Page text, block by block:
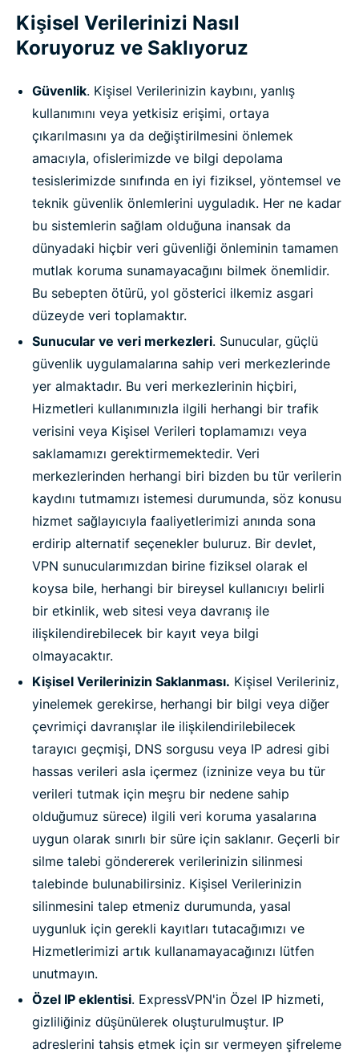
Kişisel Verilerinizi Nasıl
Koruyoruz ve Saklıyoruz
Güvenlik. Kişisel Verilerinizin kaybını, yanlış
kullanımını veya yetkisiz erişimi, ortaya
çıkarılmasını ya da değiştirilmesini önlemek
amacıyla, ofislerimizde ve bilgi depolama
tesislerimizde sınıfında en iyi fiziksel, yöntemsel ve
teknik güvenlik önlemlerini uyguladık. Her ne kadar
bu sistemlerin sağlam olduğuna inansak da
dünyadaki hiçbir veri güvenliği önleminin tamamen
mutlak koruma sunamayacağını bilmek önemlidir.
Bu sebepten ötürü, yol gösterici ilkemiz asgari
düzeyde veri toplamaktır.
Sunucular ve veri merkezleri. Sunucular, güçlü
güvenlik uygulamalarına sahip veri merkezlerinde
yer almaktadır. Bu veri merkezlerinin hiçbiri,
Hizmetleri kullanımınızla ilgili herhangi bir trafik
verisini veya Kişisel Verileri toplamamızı veya
saklamamızı gerektirmemektedir. Veri
merkezlerinden herhangi biri bizden bu tür verilerin
kaydını tutmamızı istemesi durumunda, söz konusu
hizmet sağlayıcıyla faaliyetlerimizi anında sona
erdirip alternatif seçenekler buluruz. Bir devlet,
VPN sunucularımızdan birine fiziksel olarak el
koysa bile, herhangi bir bireysel kullanıcıyı belirli
bir etkinlik, web sitesi veya davranış ile
ilişkilendirebilecek bir kayıt veya bilgi
olmayacaktır.
Kişisel Verilerinizin Saklanması. Kişisel Verileriniz,
yinelemek gerekirse, herhangi bir bilgi veya diğer
çevrimiçi davranışlar ile ilişkilendirilebilecek
tarayıcı geçmişi, DNS sorgusu veya IP adresi gibi
hassas verileri asla içermez (izninize veya bu tür
verileri tutmak için meşru bir nedene sahip
olduğumuz sürece) ilgili veri koruma yasalarına
uygun olarak sınırlı bir süre için saklanır. Geçerli bir
silme talebi göndererek verilerinizin silinmesi
talebinde bulunabilirsiniz. Kişisel Verilerinizin
silinmesini talep etmeniz durumunda, yasal
uygunluk için gerekli kayıtları tutacağımızı ve
Hizmetlerimizi artık kullanamayacağınızı lütfen
unutmayın.
Özel IP eklentisi. ExpressVPN'in Özel IP hizmeti,
gizliliğiniz düşünülerek oluşturulmuştur. IP
adreslerini tahsis etmek için sır vermeyen şifreleme